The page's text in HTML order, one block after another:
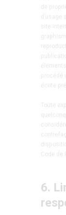
de
site
procédé
écrite
Toute
Code de
6.